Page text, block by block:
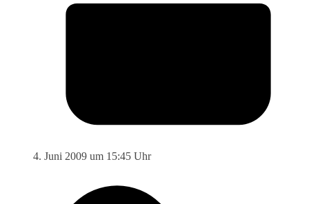
4. Juni 2009 um 15:45 Uhr